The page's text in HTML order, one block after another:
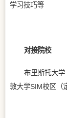
学习技巧等
对接院校
布里斯托大
敦大学SIM校区（